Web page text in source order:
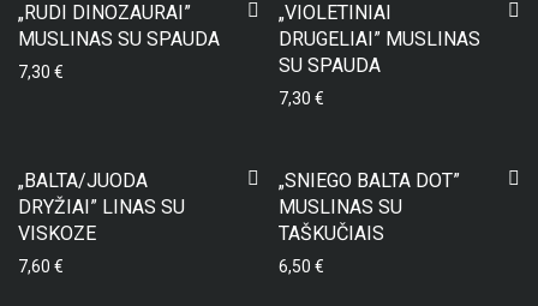
„RUDI DINOZAURAI”
MUSLINAS SU SPAUDA
7,30 €
„VIOLETINIAI
DRUGELIAI” MUSLINAS
SU SPAUDA
7,30 €
„BALTA/JUODA
DRYŽIAI” LINAS SU
VISKOZE
7,60 €
„SNIEGO BALTA DOT”
MUSLINAS SU
TAŠKUČIAIS
6,50 €